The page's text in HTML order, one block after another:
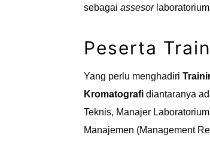
sebagai assesor
Peserta
Yang perlu menghadiri
Kromatografi diantaranya
Teknis, Manajer
Manajemen (Management